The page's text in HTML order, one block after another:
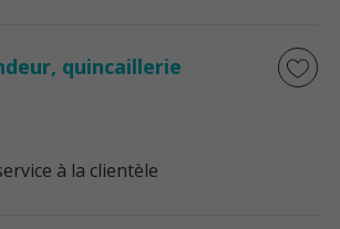
quincaillerie
à la clientèle